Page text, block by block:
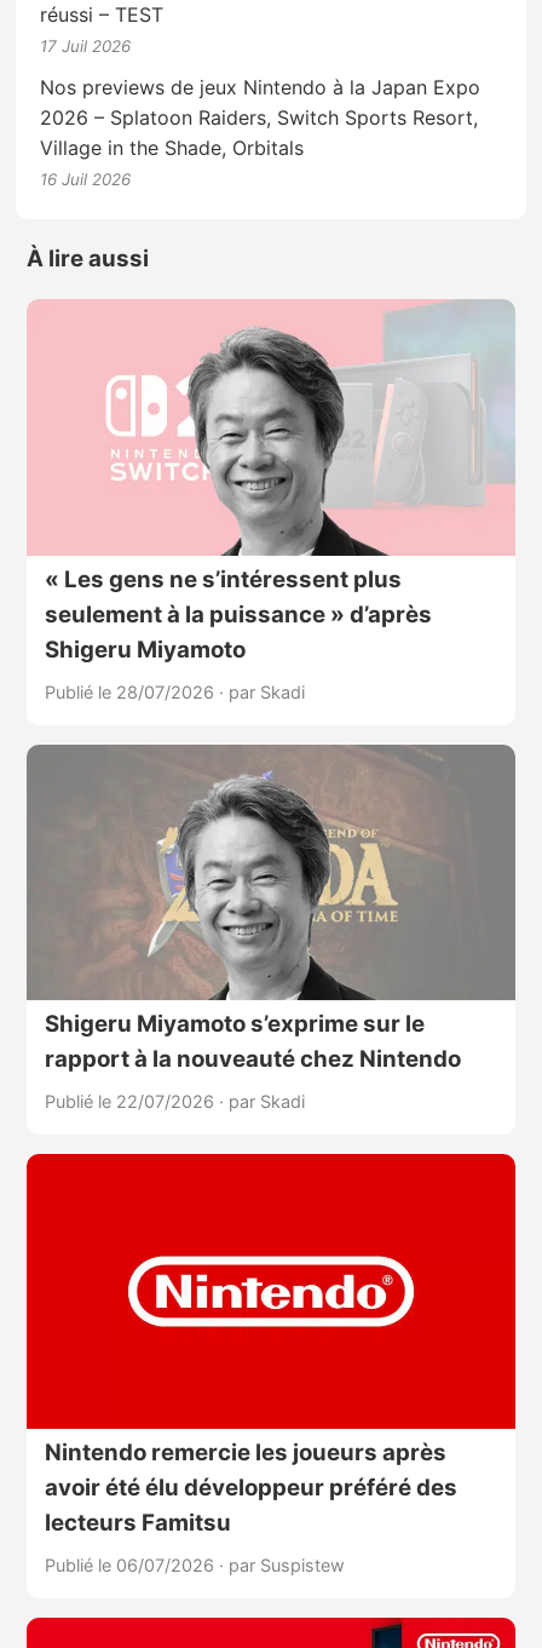
réussi – TEST
17 Juil 2026
Nos previews de jeux Nintendo à la Japan Expo
2026 – Splatoon Raiders, Switch Sports Resort,
Village in the Shade, Orbitals
16 Juil 2026
À lire aussi
« Les gens ne s’intéressent plus
seulement à la puissance » d’après
Shigeru Miyamoto
Publié le 28/07/2026 · par Skadi
Shigeru Miyamoto s’exprime sur le
rapport à la nouveauté chez Nintendo
Publié le 22/07/2026 · par Skadi
Nintendo remercie les joueurs après
avoir été élu développeur préféré des
lecteurs Famitsu
Publié le 06/07/2026 · par Suspistew